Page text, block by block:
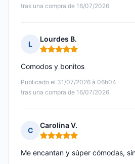
tras una compra de 16/07/2026
L
Lourdes B.
Nota: 5 de 5
Publicado el 31/07/2026 à 06h04
tras una compra de 16/07/2026
Comodos y bonitos
C
Carolina V.
Nota: 5 de 5
Me encantan y súper cómodas,